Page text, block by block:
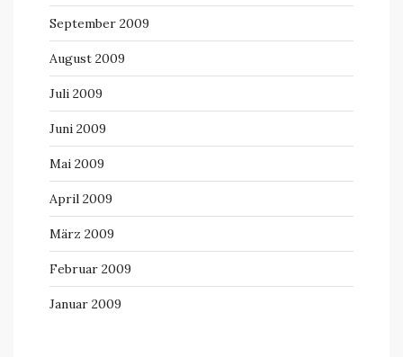
September 2009
August 2009
Juli 2009
Juni 2009
Mai 2009
April 2009
März 2009
Februar 2009
Januar 2009